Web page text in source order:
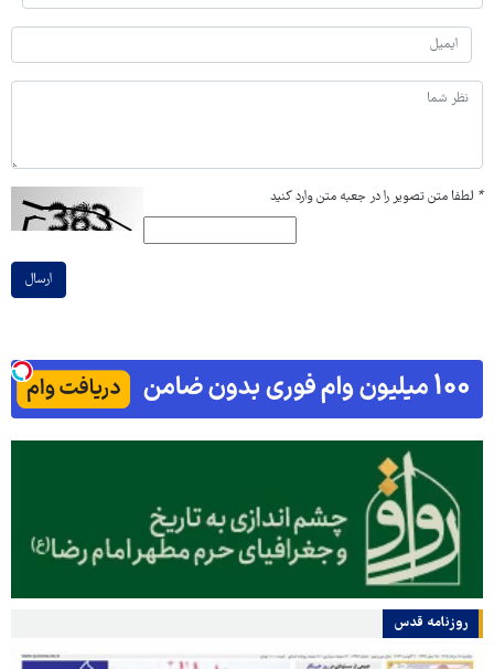
* لطفا متن تصویر را در جعبه متن وارد کنید
ارسال
روزنامه قدس